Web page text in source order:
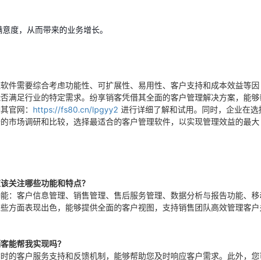
度，从而带来的业务增长。
件需要综合考虑功能性、可扩展性、易用性、客户支持和成本效益等因
满足行业的特定需求。纷享销客凭借其全面的客户管理解决方案，能够
官网： https://fs80.cn/lpgyy2 进行详细了解和试用。同时，企业在选
市场调研和比较，选择最适合的客户管理软件，以实现管理效益的最大
关注哪些功能和特点？
：客户信息管理、销售管理、售后服务管理、数据分析与报告功能、
方面表现出色，能够提供全面的客户视图，支持销售团队高效管理客户
能帮我实现吗？
的客户服务支持和反馈机制，能够帮助您及时响应客户需求。此外，